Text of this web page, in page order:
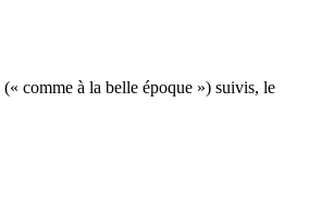
(« comme à la belle époque ») suivis, le